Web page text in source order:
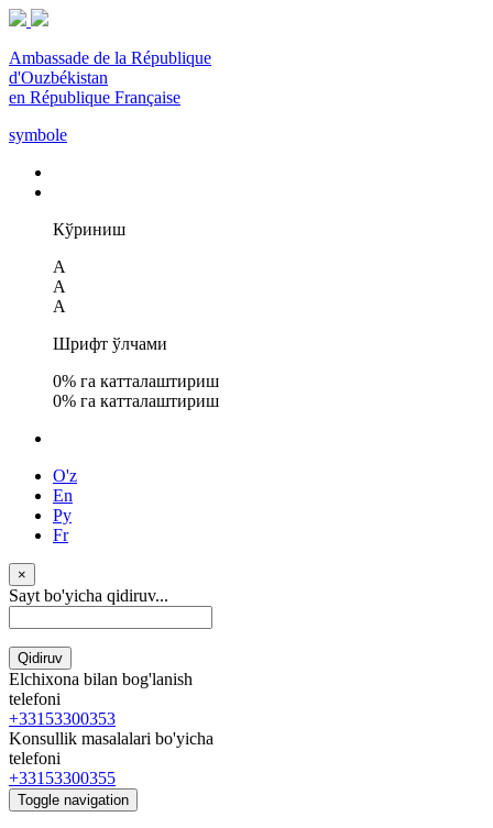
Ambassade de la République
d'Ouzbékistan
en République Française
symbole
Кўриниш
A
A
A
Шрифт ўлчами
0% га катталаштириш
0% га катталаштириш
O'z
En
Ру
Fr
×
Sayt bo'yicha qidiruv...
Qidiruv
Elchixona bilan bog'lanish
telefoni
+33153300353
Konsullik masalalari bo'yicha
telefoni
+33153300355
Toggle navigation